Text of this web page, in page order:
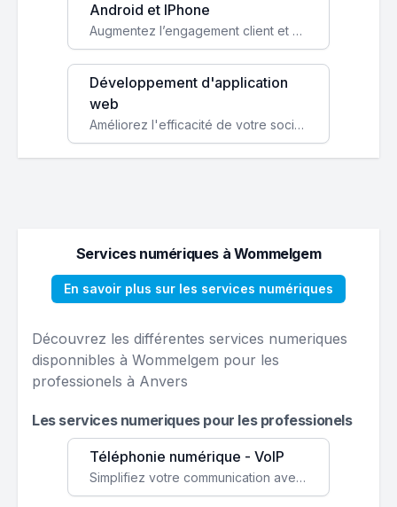
Android et IPhone
Augmentez l’engagement client et simplifiez vos processus avec une application mobile sur mesure, disponible sur iOS et Android.
Développement d'application
web
Améliorez l'efficacité de votre société avec une application web personnalisée accessible partout et tout le temps.
Services numériques à Wommelgem
En savoir plus sur les services numériques
Découvrez les différentes services numeriques
disponnibles à Wommelgem pour les
professionels à Anvers
Les services numeriques pour les professionels
Téléphonie numérique - VoIP
Simplifiez votre communication avec une solution VoIP flexible, économique et adaptée à vos besoins professionnels.